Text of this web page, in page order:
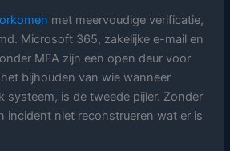
met meervoudige verificatie,
Microsoft 365, zakelijke e-mail en
MFA zijn een open deur voor
bijhouden van wie wanneer
systeem, is de tweede pijler. Zonder
incident niet reconstrueren wat er is